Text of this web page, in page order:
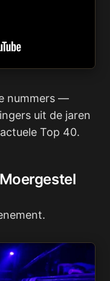
nummers —
uit de jaren
Top 40.